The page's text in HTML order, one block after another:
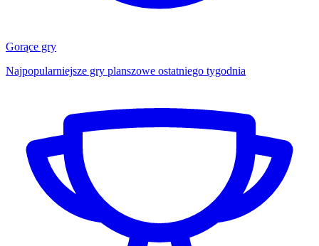
Gorące gry
Najpopularniejsze gry planszowe ostatniego tygodnia